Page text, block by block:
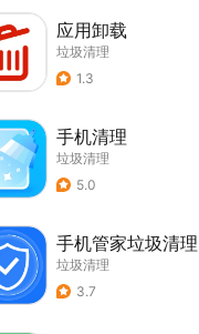
应用卸载
垃圾清理
1.3
手机清理
垃圾清理
5.0
手机管家垃圾清理
垃圾清理
3.7